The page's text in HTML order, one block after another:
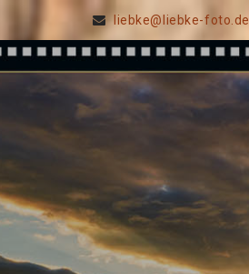
liebke@liebke-foto.de